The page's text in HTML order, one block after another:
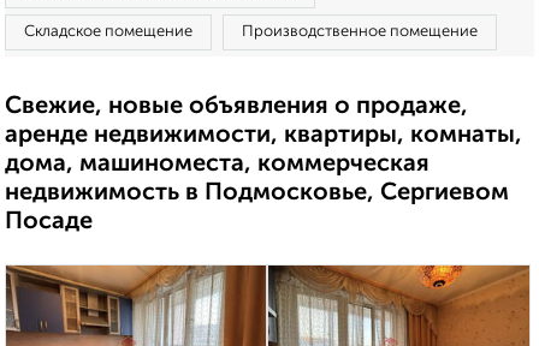
Складское помещение Производственное помещение
Свежие, новые объявления о продаже,
аренде недвижимости, квартиры, комнаты,
дома, машиноместа, коммерческая
недвижимость в Подмосковье, Сергиевом
Посаде